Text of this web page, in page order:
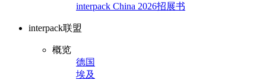
interpack China 2026招展书
interpack联盟
概览
德国
埃及